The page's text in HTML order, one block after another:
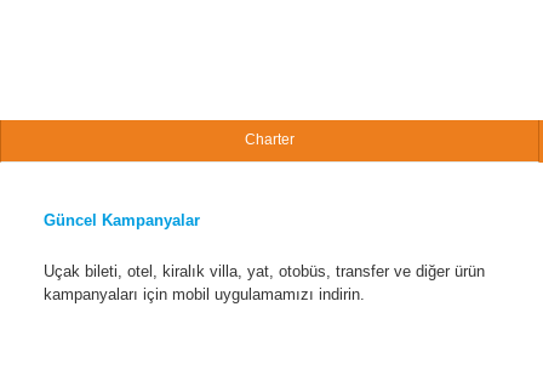
Charter
Güncel Kampanyalar
Uçak bileti, otel, kiralık villa, yat, otobüs, transfer ve diğer ürün
kampanyaları için mobil uygulamamızı indirin.